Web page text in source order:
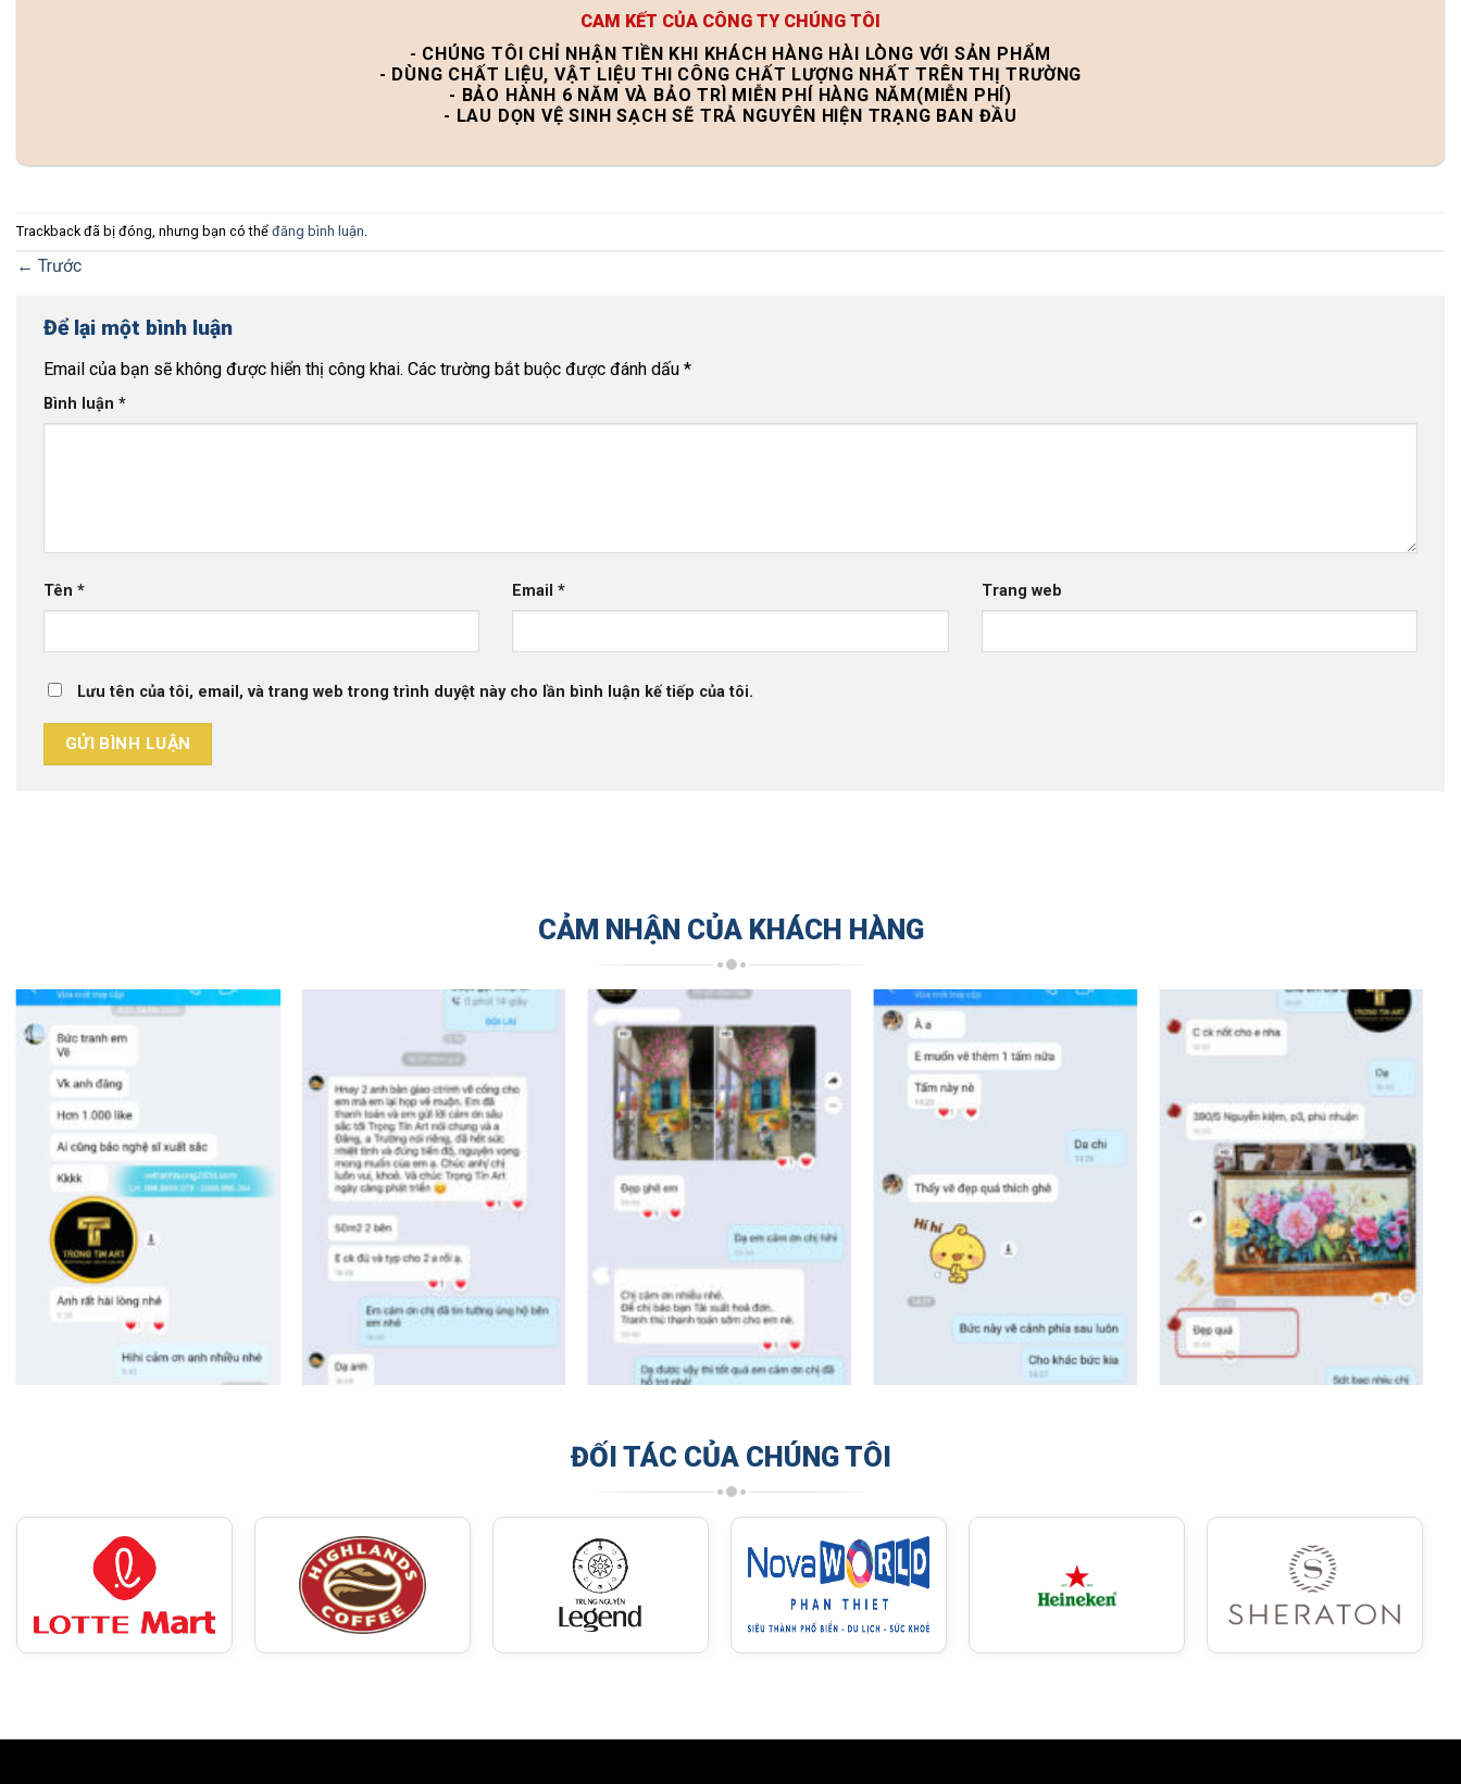
CAM KẾT CỦA CÔNG TY CHÚNG TÔI
- CHÚNG TÔI CHỈ NHẬN TIỀN KHI KHÁCH HÀNG HÀI LÒNG VỚI SẢN PHẨM
- DÙNG CHẤT LIỆU, VẬT LIỆU THI CÔNG CHẤT LƯỢNG NHẤT TRÊN THỊ TRƯỜNG
- BẢO HÀNH 6 NĂM VÀ BẢO TRÌ MIỄN PHÍ HÀNG NĂM(MIỄN PHÍ)
- LAU DỌN VỆ SINH SẠCH SẼ TRẢ NGUYÊN HIỆN TRẠNG BAN ĐẦU
Trackback đã bị đóng, nhưng bạn có thể đăng bình luận
← Trước
Để lại một bình luận
Email của bạn sẽ không được hiển thị công khai. Các trường bắt buộc được đánh dấu *
Bình luận *
Tên * Email* Trang web
Lưu tên của tôi, email, và trang web trong trình duyệt này cho lần bình luận kế tiếp của tôi.
CẢM NHẬN CỦA KHÁCH HÀNG
ĐỐI TÁC CỦA CHÚNG TÔI